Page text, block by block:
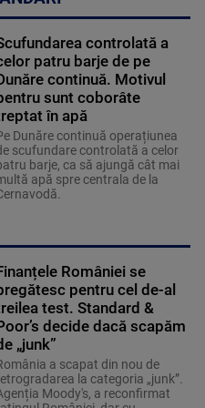
controlată a
patru barje de pe
continuă. Motivul
sunt coborâte
în apă
Dunăre continuă operațiunea
scufundare controlată a celor
barje, ca să ajungă cât mai
apă spre centrala de la
României se
pentru cel de-al
test. Standard &
decide dacă scapăm
„junk”
a scapat din nou de
la categoria „junk”.
Moody's, a reconfirmat